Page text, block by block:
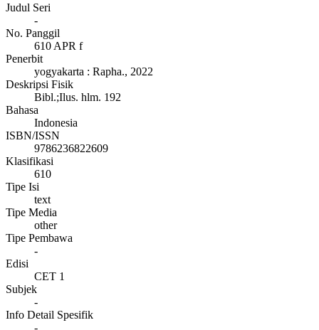
Judul Seri
-
No. Panggil
610 APR f
Penerbit
yogyakarta : Rapha., 2022
Deskripsi Fisik
Bibl.;Ilus. hlm. 192
Bahasa
Indonesia
ISBN/ISSN
9786236822609
Klasifikasi
610
Tipe Isi
text
Tipe Media
other
Tipe Pembawa
-
Edisi
CET 1
Subjek
-
Info Detail Spesifik
-